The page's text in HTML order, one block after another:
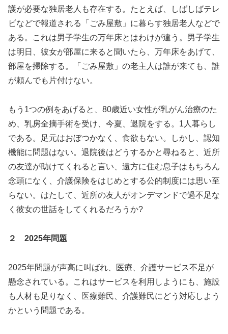
護が必要な独居老人も存在する。たとえば、しばしばテレ
ビなどで報道される「ごみ屋敷」に暮らす独居老人などで
ある。これは男子学生の万年床とはわけが違う。男子学生
は明日、彼女が部屋に来ると聞いたら、万年床をあげて、
部屋を掃除する。「ごみ屋敷」の老主人は誰が来ても、誰
が頼んでも片付けない。
もう1つの例をあげると、80歳近い女性が乳がん治療のた
め、乳房全摘手術を受け、今夏、退院をする。1人暮らし
である。足元はおぼつかなく、食欲もない。しかし、認知
機能に問題はない。退院後はどうするかと尋ねると、近所
の友達が助けてくれると言い、遠方に住む息子はもちろん
念頭になく、介護保険をはじめとする公的制度には思い至
らない。はたして、近所の友人がオンデマンドで過不足な
く彼女の世話をしてくれるだろうか?
２ 2025年問題
2025年問題が声高に叫ばれ、医療、介護サービス不足が
懸念されている。これはサービスを利用しようにも、施設
も人材も足りなく、医療難民、介護難民にどう対応しよう
かという問題である。